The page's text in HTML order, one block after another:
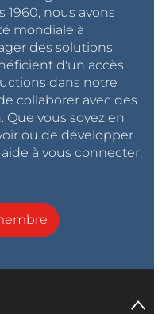
1960, nous avons
mondiale à
des solutions
d'un accès
dans notre
collaborer avec des
vous soyez en
ou de développer
à vous connecter,